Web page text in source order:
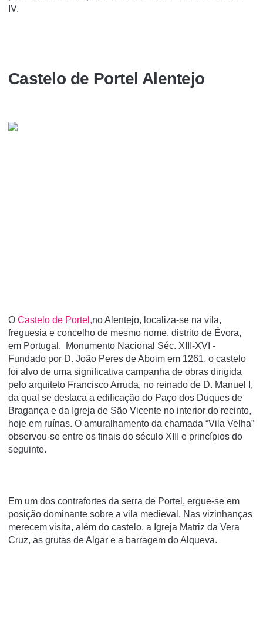
IV.
Castelo de Portel Alentejo
O Castelo de Portel,no Alentejo, localiza-se na vila,
freguesia e concelho de mesmo nome, distrito de Évora,
em Portugal. Monumento Nacional Séc. XIII-XVI -
Fundado por D. João Peres de Aboim em 1261, o castelo
foi alvo de uma significativa campanha de obras dirigida
pelo arquiteto Francisco Arruda, no reinado de D. Manuel I,
da qual se destaca a edificação do Paço dos Duques de
Bragança e da Igreja de São Vicente no interior do recinto,
hoje em ruínas. O amuralhamento da chamada “Vila Velha”
observou-se entre os finais do século XIII e princípios do
seguinte.
Em um dos contrafortes da serra de Portel, ergue-se em
posição dominante sobre a vila medieval. Nas vizinhanças
merecem visita, além do castelo, a Igreja Matriz da Vera
Cruz, as grutas de Algar e a barragem do Alqueva.